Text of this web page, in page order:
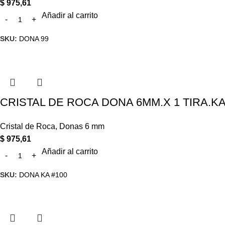
$ 975,61
Añadir al carrito
SKU: DONA 99
CRISTAL DE ROCA DONA 6MM.X 1
Cristal de Roca, Donas 6 mm
$ 975,61
Añadir al carrito
SKU: DONA KA #100